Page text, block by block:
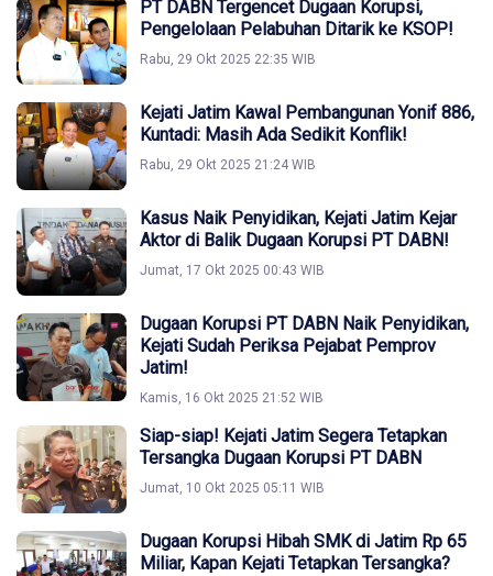
PT DABN Tergencet Dugaan Korupsi,
Pengelolaan Pelabuhan Ditarik ke KSOP!
Rabu, 29 Okt 2025 22:35 WIB
Kejati Jatim Kawal Pembangunan Yonif 886,
Kuntadi: Masih Ada Sedikit Konflik!
Rabu, 29 Okt 2025 21:24 WIB
Kasus Naik Penyidikan, Kejati Jatim Kejar
Aktor di Balik Dugaan Korupsi PT DABN!
Jumat, 17 Okt 2025 00:43 WIB
Dugaan Korupsi PT DABN Naik Penyidikan,
Kejati Sudah Periksa Pejabat Pemprov
Jatim!
Kamis, 16 Okt 2025 21:52 WIB
Siap-siap! Kejati Jatim Segera Tetapkan
Tersangka Dugaan Korupsi PT DABN
Jumat, 10 Okt 2025 05:11 WIB
Dugaan Korupsi Hibah SMK di Jatim Rp 65
Miliar, Kapan Kejati Tetapkan Tersangka?